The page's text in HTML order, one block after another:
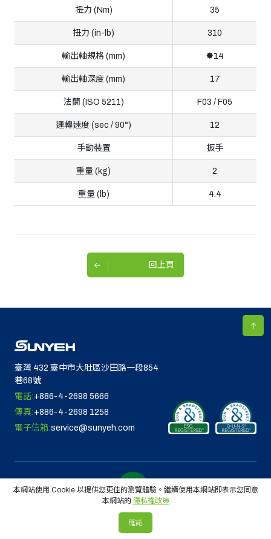
扭力 (Nm) 35
扭力 (in-lb) 310
輸出軸規格 (mm) 🟐14
輸出軸深度 (mm) 17
法蘭 (ISO 5211) F03 / F05
運轉速度 (sec / 90°) 12
手動裝置 扳手
重量 (kg) 2
重量 (lb) 4.4
回上頁
臺灣 432 臺中市大肚區沙田路一段854
巷68號
電話:+886-4-2698 5666
傳真:+886-4-2698 1258
電子信箱:service@sunyeh.com
© 2026 山野電機工業股份有限公司. 版權所有
Lets Media
本網站使用 Cookie 以提供您更佳的瀏覽體驗。繼續使用本網站即表示您同意
本網站的 隱私權政策
確認